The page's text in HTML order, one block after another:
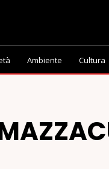
Ambiente Cultura